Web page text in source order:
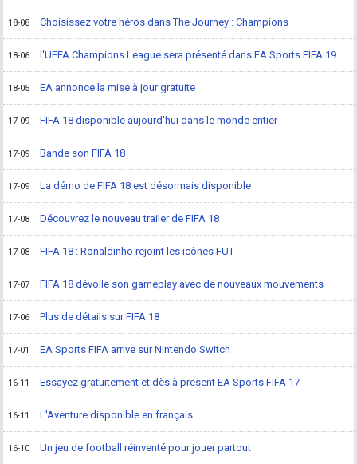
18-08 Choisissez votre héros dans The Journey : Champions
18-06 l'UEFA Champions League sera présenté dans EA Sports FIFA 19
18-05 EA annonce la mise à jour gratuite
17-09 FIFA 18 disponible aujourd'hui dans le monde entier
17-09 Bande son FIFA 18
17-09 La démo de FIFA 18 est désormais disponible
17-08 Découvrez le nouveau trailer de FIFA 18
17-08 FIFA 18 : Ronaldinho rejoint les icônes FUT
17-07 FIFA 18 dévoile son gameplay avec de nouveaux mouvements
17-06 Plus de détails sur FIFA 18
17-01 EA Sports FIFA arrive sur Nintendo Switch
16-11 Essayez gratuitement et dès à present EA Sports FIFA 17
16-11 L'Aventure disponible en français
16-10 Un jeu de football réinventé pour jouer partout